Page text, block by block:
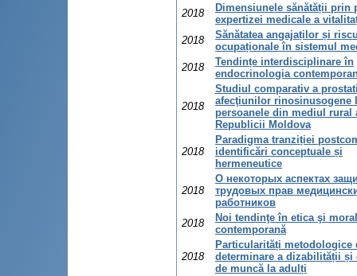
2018
Dimensiunele sănătății prin
expertizei medicale a
2018
Sănătatea angajaților și
ocupaționale în sistemul
2018
Tendințe interdisciplinare în
endocrinologia
2018
Studiul comparativ a
afecţiunilor rinosinusogene
persoanele din mediul rural
Republicii Moldova
2018
Paradigma tranziției
identificări conceptuale și
hermeneutice
2018
O некоторых аспектах
трудовых прав
работников
2018
Noi tendinţe în etica şi
contemporană
2018
Particularități metodologice
determinare a dizabilității și
de muncă la adulți